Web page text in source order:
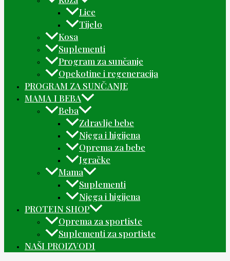
Lice
Tijelo
Kosa
Suplementi
Program za sunčanje
Opekotine i regeneracija
PROGRAM ZA SUNČANJE
MAMA I BEBA
Beba
Zdravlje bebe
Njega i higijena
Oprema za bebe
Igračke
Mama
Suplementi
Njega i higijena
PROTEIN SHOP
Oprema za sportiste
Suplementi za sportiste
NAŠI PROIZVODI